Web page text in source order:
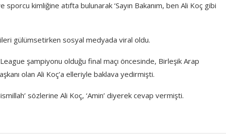
kimliğine atıfta bulunarak ‘Sayın Bakanım, ben Ali Koç gibi
gülümsetirken sosyal medyada viral oldu.
şampiyonu olduğu final maçı öncesinde, Birleşik Arap
olan Ali Koç’a elleriyle baklava yedirmişti.
sözlerine Ali Koç, ‘Amin’ diyerek cevap vermişti.